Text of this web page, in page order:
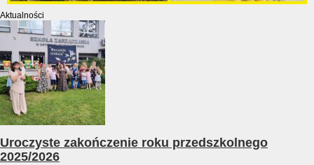
Aktualności
Uroczyste zakończenie roku przedszkolnego
2025/2026